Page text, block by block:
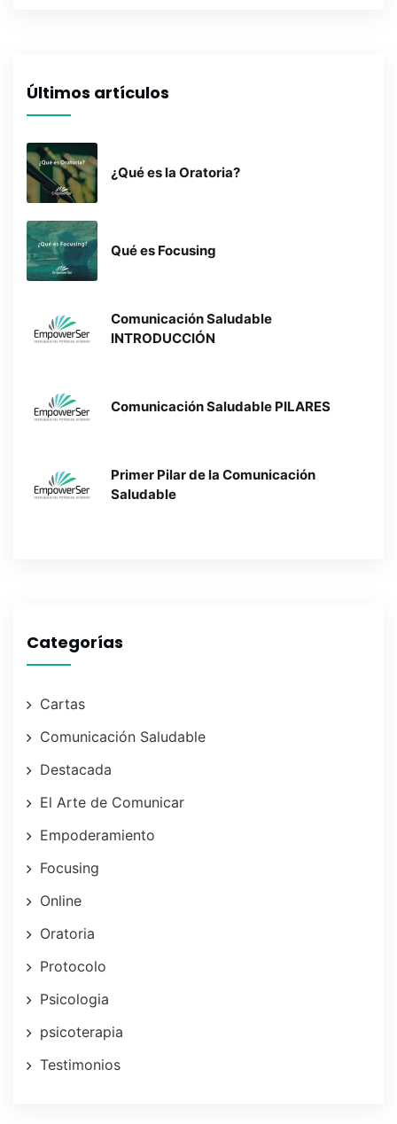
Últimos artículos
¿Qué es la Oratoria?
Qué es Focusing
Comunicación Saludable
INTRODUCCIÓN
Comunicación Saludable PILARES
Primer Pilar de la Comunicación
Saludable
Categorías
Cartas
Comunicación Saludable
Destacada
El Arte de Comunicar
Empoderamiento
Focusing
Online
Oratoria
Protocolo
Psicologia
psicoterapia
Testimonios